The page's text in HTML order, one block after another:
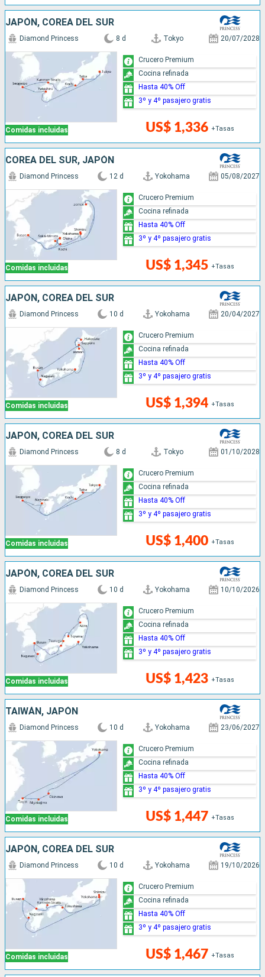
JAPÓN, COREA DEL SUR
Comidas incluidas
Diamond Princess 8 d Tokyo 20/07/2028
US$ 1,336 +Tasas
Crucero Premium
Cocina refinada
Hasta 40% Off
3º y 4º pasajero gratis
COREA DEL SUR, JAPÓN
Comidas incluidas
Diamond Princess 12 d Yokohama 05/08/2027
US$ 1,345 +Tasas
Crucero Premium
Cocina refinada
Hasta 40% Off
3º y 4º pasajero gratis
JAPÓN, COREA DEL SUR
Comidas incluidas
Diamond Princess 10 d Yokohama 20/04/2027
US$ 1,394 +Tasas
Crucero Premium
Cocina refinada
Hasta 40% Off
3º y 4º pasajero gratis
JAPÓN, COREA DEL SUR
Comidas incluidas
Diamond Princess 8 d Tokyo 01/10/2028
US$ 1,400 +Tasas
Crucero Premium
Cocina refinada
Hasta 40% Off
3º y 4º pasajero gratis
JAPÓN, COREA DEL SUR
Comidas incluidas
Diamond Princess 10 d Yokohama 10/10/2026
US$ 1,423 +Tasas
Crucero Premium
Cocina refinada
Hasta 40% Off
3º y 4º pasajero gratis
TAIWÁN, JAPÓN
Comidas incluidas
Diamond Princess 10 d Yokohama 23/06/2027
US$ 1,447 +Tasas
Crucero Premium
Cocina refinada
Hasta 40% Off
3º y 4º pasajero gratis
JAPÓN, COREA DEL SUR
Comidas incluidas
Diamond Princess 10 d Yokohama 19/10/2026
US$ 1,467 +Tasas
Crucero Premium
Cocina refinada
Hasta 40% Off
3º y 4º pasajero gratis